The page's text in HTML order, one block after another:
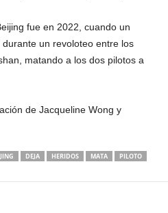
fue en 2022, cuando un
un revoloteo entre los
matando a los dos pilotos a
de Jacqueline Wong y
DEJA HERIDOS MATA
PILOTO